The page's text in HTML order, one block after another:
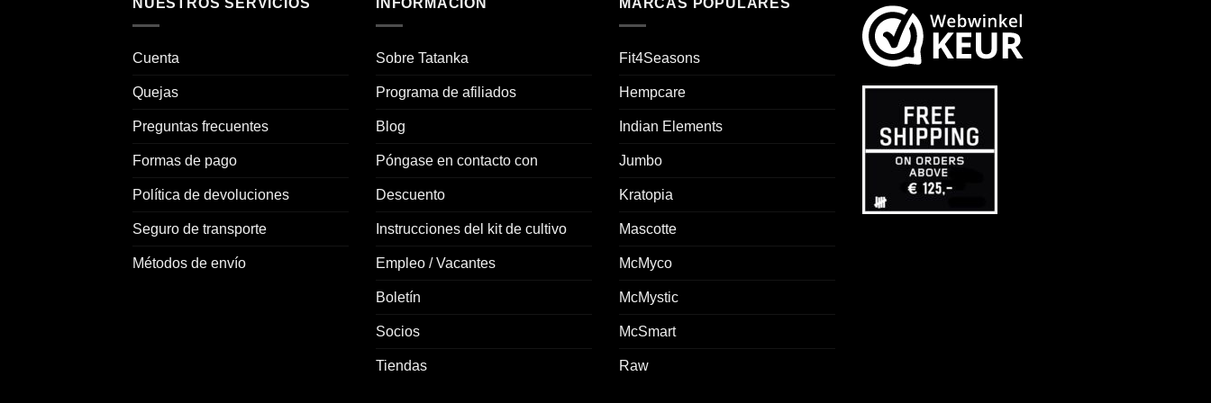
NUESTROS SERVICIOS
Cuenta
Quejas
Preguntas frecuentes
Formas de pago
Política de devoluciones
Seguro de transporte
Métodos de envío
INFORMACIÓN
Sobre Tatanka
Programa de afiliados
Blog
Póngase en contacto con
Descuento
Instrucciones del kit de cultivo
Empleo / Vacantes
Boletín
Socios
Tiendas
MARCAS POPULARES
Fit4Seasons
Hempcare
Indian Elements
Jumbo
Kratopia
Mascotte
McMyco
McMystic
McSmart
Raw